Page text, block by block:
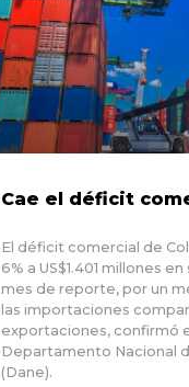
Cae el déficit
El déficit comercial de
6% a US$1.401 millones
mes de reporte, por un
las importaciones
exportaciones, confirmó
Departamento Nacional
(Dane).